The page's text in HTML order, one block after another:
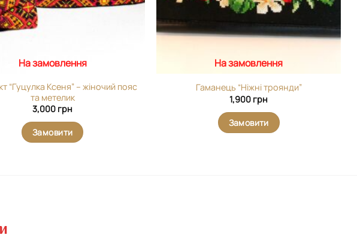
На замовлення
“Гуцулка Ксеня” – жіночий пояс
та метелик
3,000 грн
Замовити
На замовлення
Гаманець “Ніжні троянди”
1,900 грн
Замовити